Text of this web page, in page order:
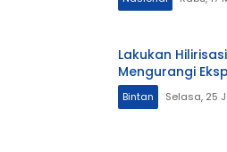
Lakukan
Mengurangi
Bintan Selasa, 25